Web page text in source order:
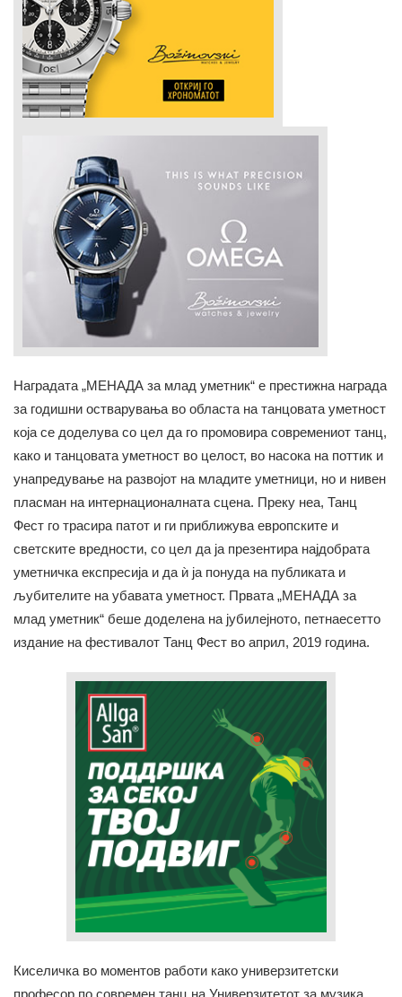
Наградата „МЕНАДА за млад уметник“ е престижна награда
за годишни остварувања во областа на танцовата уметност
која се доделува со цел да го промовира современиот танц,
како и танцовата уметност во целост, во насока на поттик и
унапредување на развојот на младите уметници, но и нивен
пласман на интернационалната сцена. Преку неа, Танц
Фест го трасира патот и ги приближува европските и
светските вредности, со цел да ја презентира најдобрата
уметничка експресија и да ѝ ја понуда на публиката и
љубителите на убавата уметност. Првата „МЕНАДА за
млад уметник“ беше доделена на јубилејното, петнаесетто
издание на фестивалот Танц Фест во април, 2019 година.
Киселичка во моментов работи како универзитетски
професор по современ танц на Универзитетот за музика